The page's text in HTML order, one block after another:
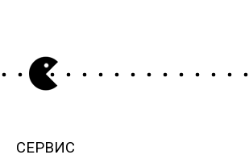
СЕРВИС